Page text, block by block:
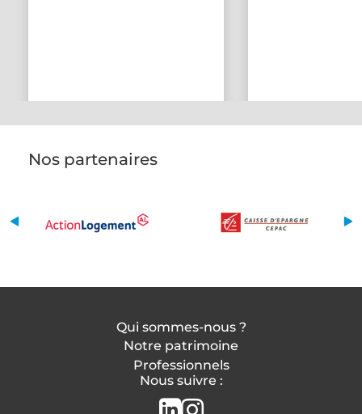
Nos partenaires
Qui sommes-nous ?
Notre patrimoine
Professionnels
Nous suivre :